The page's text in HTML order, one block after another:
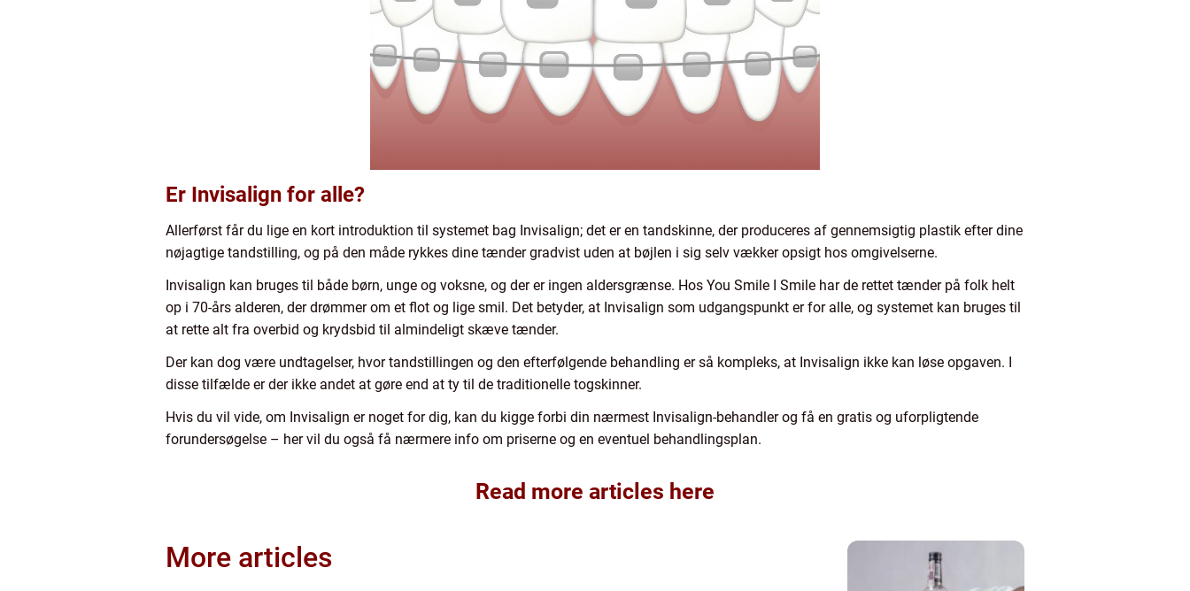
Er Invisalign for alle?
Allerførst får du lige en kort introduktion til systemet bag Invisalign; det er en tandskinne, der produceres af gennemsigtig plastik efter dine
nøjagtige tandstilling, og på den måde rykkes dine tænder gradvist uden at bøjlen i sig selv vækker opsigt hos omgivelserne.
Invisalign kan bruges til både børn, unge og voksne, og der er ingen aldersgrænse. Hos You Smile I Smile har de rettet tænder på folk helt
op i 70-års alderen, der drømmer om et flot og lige smil. Det betyder, at Invisalign som udgangspunkt er for alle, og systemet kan bruges til
at rette alt fra overbid og krydsbid til almindeligt skæve tænder.
Der kan dog være undtagelser, hvor tandstillingen og den efterfølgende behandling er så kompleks, at Invisalign ikke kan løse opgaven. I
disse tilfælde er der ikke andet at gøre end at ty til de traditionelle togskinner.
Hvis du vil vide, om Invisalign er noget for dig, kan du kigge forbi din nærmest Invisalign-behandler og få en gratis og uforpligtende
forundersøgelse – her vil du også få nærmere info om priserne og en eventuel behandlingsplan.
Read more articles here
More articles